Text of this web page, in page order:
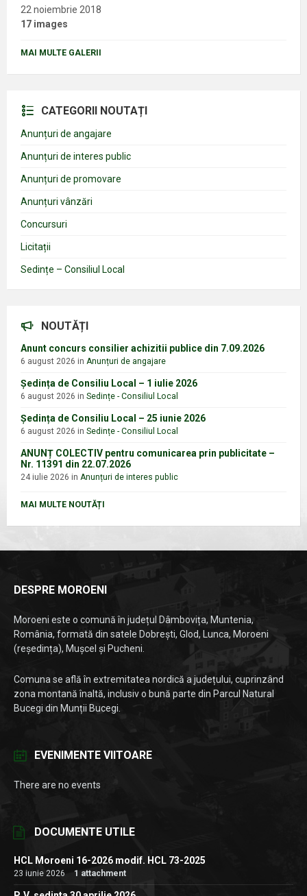
22 noiembrie 2018
17 images
MAI MULTE GALERII
CATEGORII NOUTAȚI
Anunțuri de angajare
Anunțuri de interes public
Anunțuri de promovare
Anunțuri vânzări
Concursuri
Licitații
Sedințe – Consiliul Local
NOUTĂȚI
Anunt concurs consilier achizitii publice din 7.09.2026
6 august 2026 in Anunțuri de angajare
Ședința de Consiliu Local – 1 iulie 2026
6 august 2026 in Sedințe - Consiliul Local
Ședința de Consiliu Local – 25 iunie 2026
6 august 2026 in Sedințe - Consiliul Local
ANUNȚ COLECTIV pentru comunicarea prin publicitate –
Nr. 11391 din 22.07.2026
24 iulie 2026 in Anunțuri de interes public
MAI MULTE NOUTĂȚI
DESPRE MOROENI
Moroeni este o comună în județul Dâmbovița, Muntenia,
România, formată din satele Dobrești, Glod, Lunca, Moroeni
(reședința), Mușcel și Pucheni.
Comuna se află în extremitatea nordică a județului, cuprinzând
zona montană înaltă, inclusiv o bună parte din Parcul Natural
Bucegi din Munții Bucegi.
EVENIMENTE VIITOARE
There are no events
DOCUMENTE UTILE
HCL Moroeni 16-2026 modif. HCL 73-2025
23 iunie 2026 1 attachment